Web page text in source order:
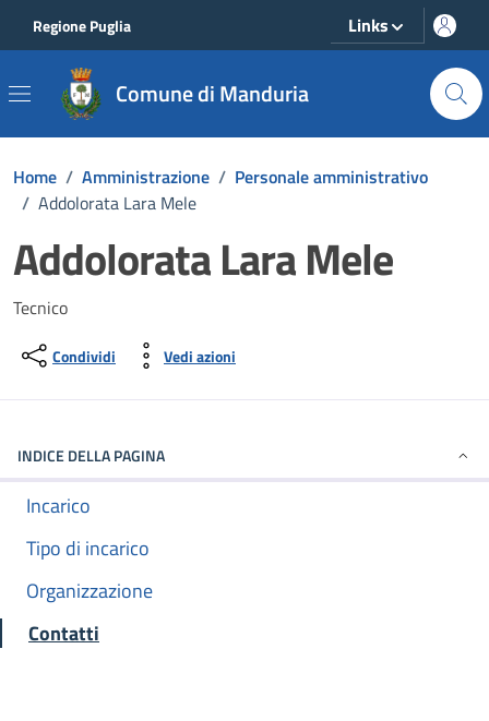
Regione Puglia Links
Comune di Manduria
Home / Amministrazione / Personale amministrativo
/ Addolorata Lara Mele
Addolorata Lara Mele
Tecnico
Condividi Vedi azioni
INDICE DELLA PAGINA
Incarico
Tipo di incarico
Organizzazione
Contatti